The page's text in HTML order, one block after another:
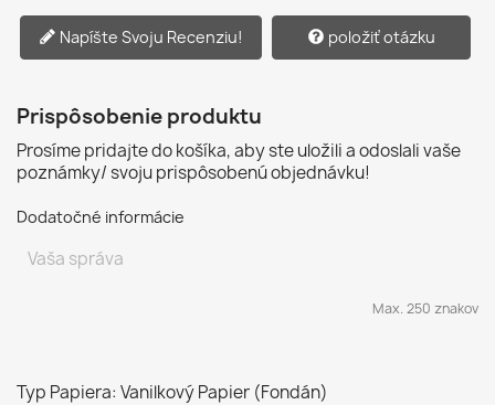
Napíšte Svoju Recenziu! položiť otázku
Prispôsobenie produktu
Prosíme pridajte do košíka, aby ste uložili a odoslali vaše
poznámky/ svoju prispôsobenú objednávku!
Dodatočné informácie
Max. 250 znakov
Typ Papiera: Vanilkový Papier (Fondán)